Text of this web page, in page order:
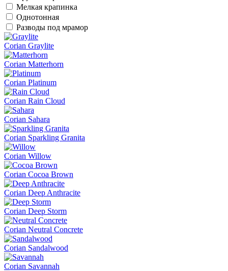
Мелкая крапинка
Однотонная
Разводы под мрамор
Corian Graylite
Corian Matterhorn
Corian Platinum
Corian Rain Cloud
Corian Sahara
Corian Sparkling Granita
Corian Willow
Corian Cocoa Brown
Corian Deep Anthracite
Corian Deep Storm
Corian Neutral Concrete
Corian Sandalwood
Corian Savannah